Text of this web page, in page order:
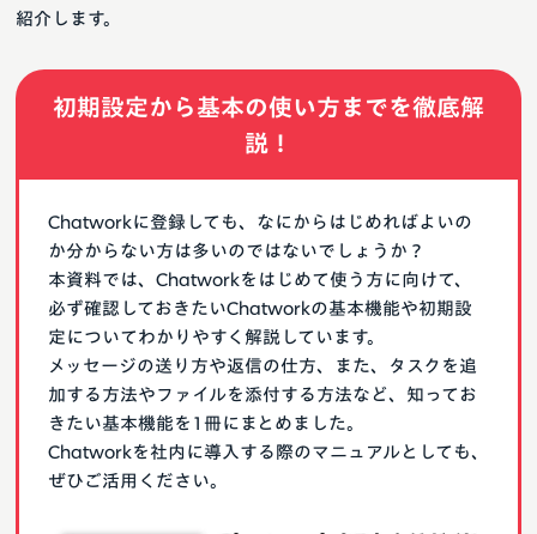
紹介します。
初期設定から基本の使い方までを徹底解
説！
Chatworkに登録しても、なにからはじめればよいの
か分からない方は多いのではないでしょうか？
本資料では、Chatworkをはじめて使う方に向けて、
必ず確認しておきたいChatworkの基本機能や初期設
定についてわかりやすく解説しています。
メッセージの送り方や返信の仕方、また、タスクを追
加する方法やファイルを添付する方法など、知ってお
きたい基本機能を1冊にまとめました。
Chatworkを社内に導入する際のマニュアルとしても、
ぜひご活用ください。